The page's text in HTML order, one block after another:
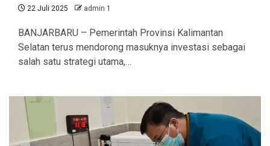
22 Juli 2025 admin 1
BANJARBARU – Pemerintah Provinsi Kalimantan
Selatan terus mendorong masuknya investasi sebagai
salah satu strategi utama,…